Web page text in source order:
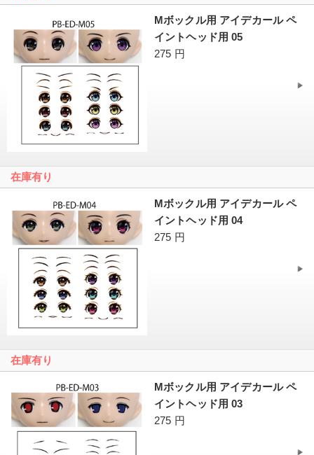
Mボックル用 アイデカール ペ
イントヘッド用 05
275 円
在庫有り
Mボックル用 アイデカール ペ
イントヘッド用 04
275 円
在庫有り
Mボックル用 アイデカール ペ
イントヘッド用 03
275 円